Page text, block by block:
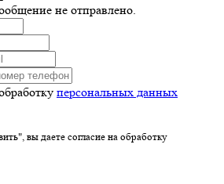
не отправлено.
персональных данных
вы даете согласие на обработку